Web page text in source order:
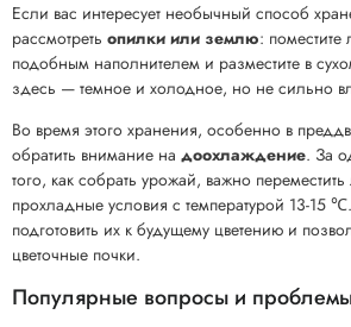
Если вас интересует необычный способ
рассмотреть опилки или землю:
подобным наполнителем и разместите в
здесь — темное и холодное, но не сильно
Во время этого хранения, особенно в
обратить внимание на доохлаждение. За
того, как собрать урожай, важно
прохладные условия с температурой 13-15
подготовить их к будущему цветению и
цветочные почки.
Популярные вопросы и